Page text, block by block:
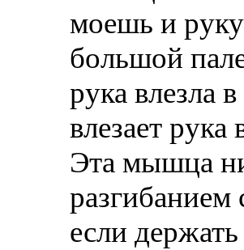
моешь и
большой
рука влезла
влезает рука
Эта мышца
разгибанием
если